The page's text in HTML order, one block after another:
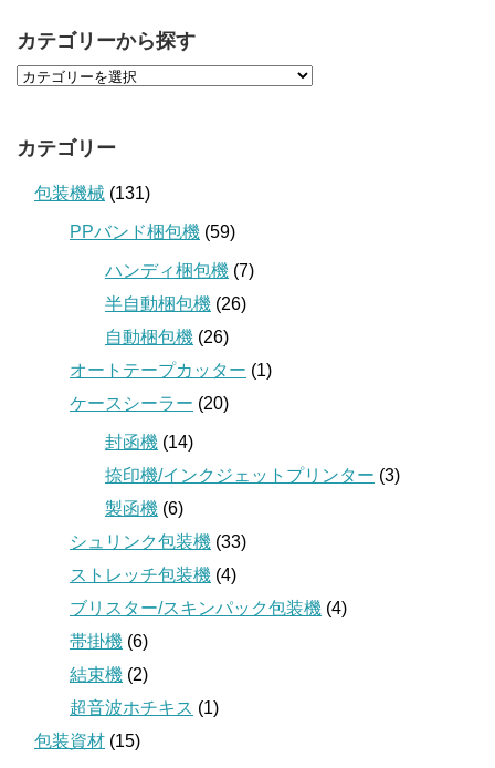
カテゴリーから探す
カテゴリー
包装機械 (131)
PPバンド梱包機 (59)
ハンディ梱包機 (7)
半自動梱包機 (26)
自動梱包機 (26)
オートテープカッター (1)
ケースシーラー (20)
封函機 (14)
捺印機/インクジェットプリンター (3)
製函機 (6)
シュリンク包装機 (33)
ストレッチ包装機 (4)
ブリスター/スキンパック包装機 (4)
帯掛機 (6)
結束機 (2)
超音波ホチキス (1)
包装資材 (15)